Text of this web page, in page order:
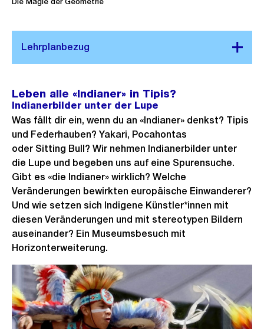
Leben alle «Indianer» in Tipis?
Indianerbilder unter der Lupe
Was fällt dir ein, wenn du an «Indianer» denkst? Tipis
und Federhauben? Yakari, Pocahontas
oder Sitting Bull? Wir nehmen Indianerbilder unter
die Lupe und begeben uns auf eine Spurensuche.
Gibt es «die Indianer» wirklich? Welche
Veränderungen bewirkten europäische Einwanderer?
Und wie setzen sich Indigene Künstler*innen mit
diesen Veränderungen und mit stereotypen Bildern
auseinander? Ein Museumsbesuch mit
Horizonterweiterung.